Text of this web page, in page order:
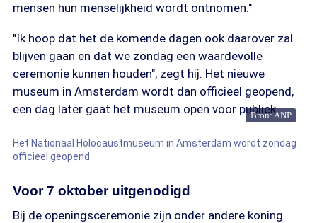
mensen hun menselijkheid wordt ontnomen."
"Ik hoop dat het de komende dagen ook daarover zal
blijven gaan en dat we zondag een waardevolle
ceremonie kunnen houden", zegt hij. Het nieuwe
museum in Amsterdam wordt dan officieel geopend,
een dag later gaat het museum open voor publiek.
Bron: ANP
Het Nationaal Holocaustmuseum in Amsterdam wordt zondag
officieel geopend
Voor 7 oktober uitgenodigd
Bij de openingsceremonie zijn onder andere koning